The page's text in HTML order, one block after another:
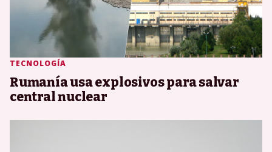
TECNOLOGÍA
Rumanía usa explosivos para salvar
central nuclear